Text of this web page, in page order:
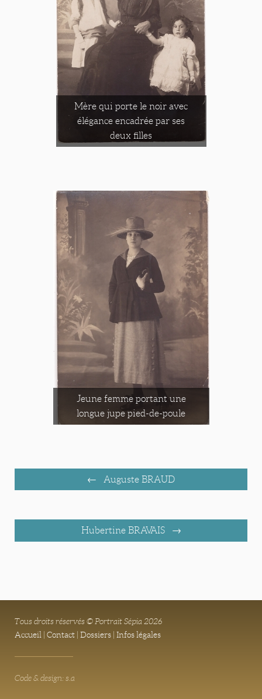
Mère qui porte le noir avec
élégance encadrée par ses
deux filles
Jeune femme portant une
longue jupe pied-de-poule
Auguste BRAUD
Hubertine BRAVAIS
Tous droits réservés © Portrait Sépia 2026
Accueil | Contact | Dossiers | Infos légales
Code & design: s.a